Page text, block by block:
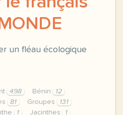
un fléau écologique
498 Bénin
12
81 Groupes
131
1 Jacinthes
1